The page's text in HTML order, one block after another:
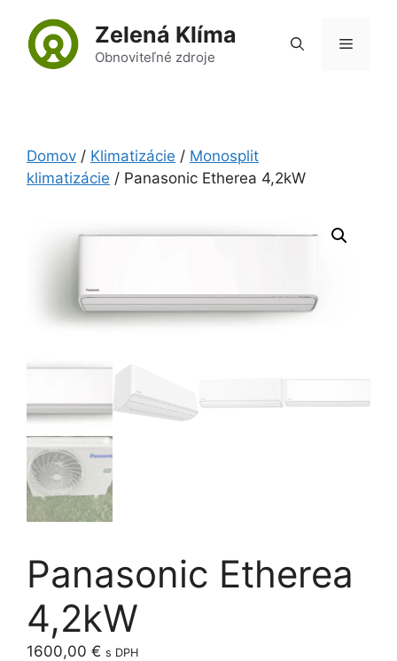
obsah
Zelená Klíma
Obnoviteľné zdroje
Menu
Domov / Klimatizácie / Monosplit
klimatizácie / Panasonic Etherea 4,2kW
Panasonic Etherea
4,2kW
1600,00 € s DPH